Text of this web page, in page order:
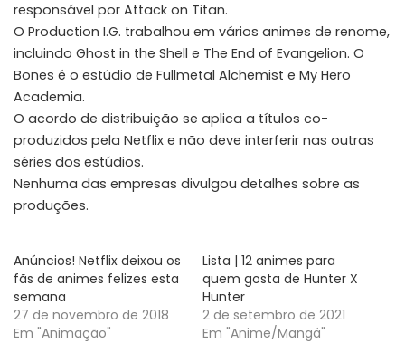
responsável por Attack on Titan.
O Production I.G. trabalhou em vários animes de renome,
incluindo Ghost in the Shell e The End of Evangelion. O
Bones é o estúdio de Fullmetal Alchemist e My Hero
Academia.
O acordo de distribuição se aplica a títulos co-
produzidos pela Netflix e não deve interferir nas outras
séries dos estúdios.
Nenhuma das empresas divulgou detalhes sobre as
produções.
Anúncios! Netflix deixou os
fãs de animes felizes esta
semana
27 de novembro de 2018
Em "Animação"
Lista | 12 animes para
quem gosta de Hunter X
Hunter
2 de setembro de 2021
Em "Anime/Mangá"